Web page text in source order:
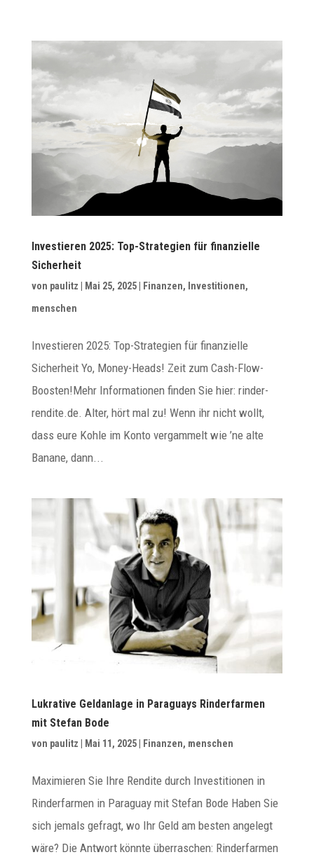
Investieren 2025: Top-Strategien für finanzielle
Sicherheit
von paulitz Mai 25, 2025| Finanzen, Investitionen,
menschen
Investieren 2025: Top-Strategien für finanzielle
Sicherheit Yo, Money-Heads! Zeit zum Cash-Flow-
Boosten!Mehr Informationen finden Sie hier: rinder-
rendite.de. Alter, hört mal zu! Wenn ihr nicht wollt,
dass eure Kohle im Konto vergammelt wie ’ne alte
Banane, dann...
Lukrative Geldanlage in Paraguays Rinderfarmen
mit Stefan Bode
von paulitz Mai 11, 2025| Finanzen, menschen
Maximieren Sie Ihre Rendite durch Investitionen in
Rinderfarmen in Paraguay mit Stefan Bode Haben Sie
sich jemals gefragt, wo Ihr Geld am besten angelegt
wäre? Die Antwort könnte überraschen: Rinderfarmen